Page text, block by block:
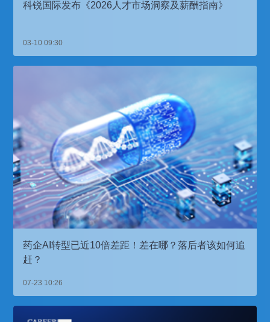
科锐国际发布《2026人才市场洞察及薪酬指南》
03-10 09:30
药企AI转型已近10倍差距！差在哪？落后者该如何追
赶？
07-23 10:26